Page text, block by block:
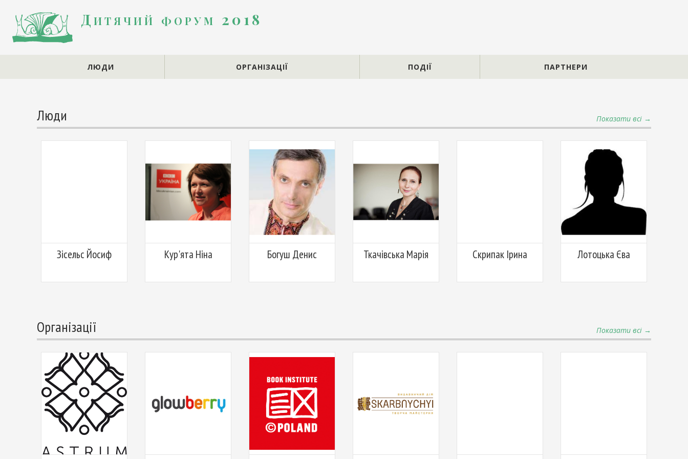
Дитячий форум 2018
ЛЮДИ ОРГАНІЗАЦІЇ ПОДІЇ ПАРТНЕРИ
Люди Показати всі →
Зісельс Йосиф Кур'ята Ніна Богуш Денис Ткачівська Марія Скрипак Ірина Лотоцька Єва
Організації Показати всі →